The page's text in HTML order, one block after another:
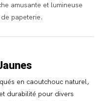
amusante et lumineuse
papeterie.
en caoutchouc naturel,
durabilité pour divers